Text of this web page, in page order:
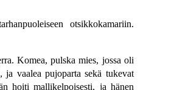
otsikkokamariin.
Komea, pulska mies, jossa oli
vaalea pujoparta sekä tukevat
hoiti mallikelpoisesti, ja hänen